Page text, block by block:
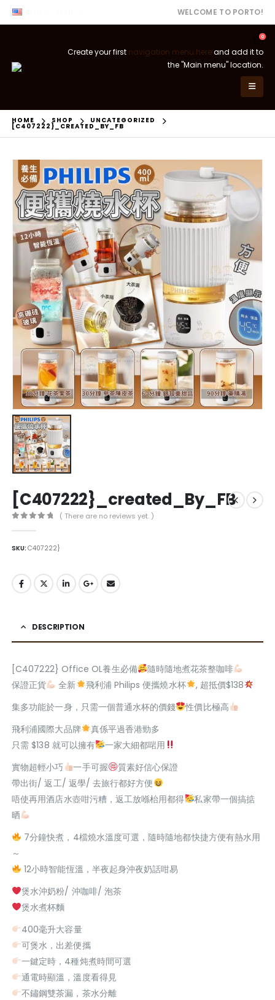
WELCOME TO PORTO!
0
Create your first navigation menu hereand add it to
the "Main menu" location.
HOME SHOP UNCATEGORIZED
[C407222}_CREATED_BY_FB
[C407222}_created_By_FB
( There are no reviews yet. )
SKU:C407222}
DESCRIPTION
[C407222} Office OL養生必備
隨時隨地煮花茶整咖啡
保證正貨
全新 飛利浦 Philips 便攜燒水杯
, 超抵價$138
集多功能於一身，只需一個普通水杯的價錢
性價比極高
飛利浦國際大品牌
真係平過香港勁多
只需 $138 就可以擁有
一家大細都啱用
實物超輕小巧
一手可握
質素好信心保證
帶出街/ 返工/ 返學/ 去旅行都好方便
唔使再用酒店水壺咁污糟，返工放喺枱用都得
私家帶一個搞掂
晒
7分鐘快煮，4檔燒水溫度可選，隨時隨地都快捷方便有熱水用
～
12小時智能恆溫，半夜起身沖夜奶話咁易
煲水沖奶粉/ 沖咖啡/ 泡茶
煲水煮杯麵
400毫升大容量
可煲水，出差便攜
一鍵定時，4種炖煮時間可選
通電時顯溫，溫度看得見
不鏽鋼雙茶漏，茶水分離